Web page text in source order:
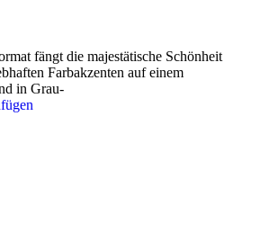
fängt die majestätische Schönheit
Farbakzenten auf einem
in Grau-